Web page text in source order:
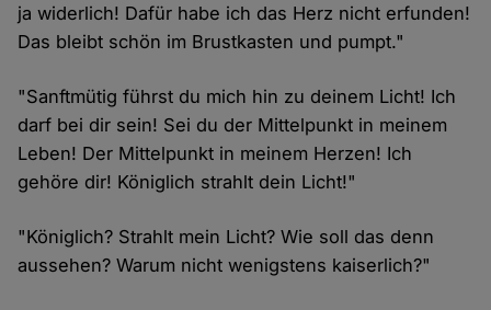
ja widerlich! Dafür habe ich das Herz nicht erfunden!
Das bleibt schön im Brustkasten und pumpt."
"Sanftmütig führst du mich hin zu deinem Licht! Ich
darf bei dir sein! Sei du der Mittelpunkt in meinem
Leben! Der Mittelpunkt in meinem Herzen! Ich
gehöre dir! Königlich strahlt dein Licht!"
"Königlich? Strahlt mein Licht? Wie soll das denn
aussehen? Warum nicht wenigstens kaiserlich?"